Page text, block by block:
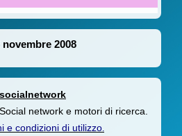
novembre 2008
network e motori di ricerca.
e condizioni di utilizzo.